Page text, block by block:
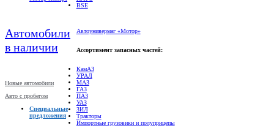
в наличии
Авто с пробегом
Специальные
предложения
УРАЛ
МАЗ
ГАЗ
ПАЗ
УАЗ
ЗИЛ
Тракторы
Импортные грузовики и полуприцепы